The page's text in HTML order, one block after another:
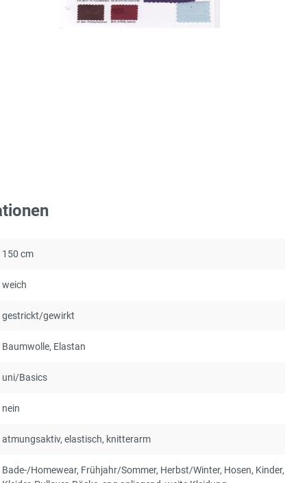
150 cm
weich
gestrickt/gewirkt
Baumwolle, Elastan
uni/Basics
nein
atmungsaktiv, elastisch, knitterarm
Bade-/Homewear, Frühjahr/Sommer, Herbst/Winter, Hosen, Kinder,